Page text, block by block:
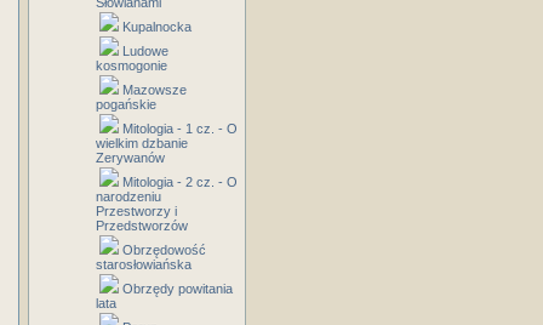
Kupalnocka
Ludowe
kosmogonie
Mazowsze
pogańskie
Mitologia - 1 cz. - O
wielkim dzbanie
Zerywanów
Mitologia - 2 cz. - O
narodzeniu
Przestworzy i
Przedstworzów
Obrzędowość
starosłowiańska
Obrzędy powitania
lata